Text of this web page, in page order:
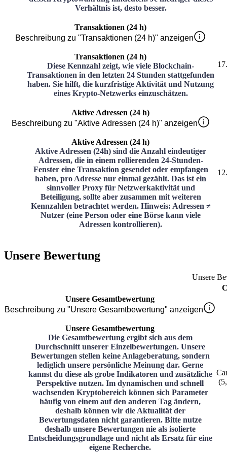
Verhältnis ist, desto besser.
Transaktionen (24 h)
Beschreibung zu "Transaktionen (24 h)" anzeigen
Transaktionen (24 h)
Diese Kennzahl zeigt, wie viele Blockchain-
Transaktionen in den letzten 24 Stunden stattgefunden
haben. Sie hilft, die kurzfristige Aktivität und Nutzung
eines Krypto-Netzwerks einzuschätzen.
Aktive Adressen (24 h)
Beschreibung zu "Aktive Adressen (24 h)" anzeigen
Aktive Adressen (24 h)
Aktive Adressen (24h) sind die Anzahl eindeutiger
Adressen, die in einem rollierenden 24-Stunden-
Fenster eine Transaktion gesendet oder empfangen
haben, pro Adresse nur einmal gezählt. Das ist ein
sinnvoller Proxy für Netzwerkaktivität und
Beteiligung, sollte aber zusammen mit weiteren
Kennzahlen betrachtet werden. Hinweis: Adressen ≠
Nutzer (eine Person oder eine Börse kann viele
Adressen kontrollieren).
Unsere Bewertung
Unsere
Unsere Gesamtbewertung
Beschreibung zu "Unsere Gesamtbewertung" anzeigen
Unsere Gesamtbewertung
Die Gesamtbewertung ergibt sich aus dem
Durchschnitt unserer Einzelbewertungen. Unsere
Bewertungen stellen keine Anlageberatung, sondern
lediglich unsere persönliche Meinung dar. Gerne
kannst du diese als grobe Indikatoren und zusätzliche
Perspektive nutzen. Im dynamischen und schnell
wachsenden Kryptobereich können sich Parameter
häufig von einem auf den anderen Tag ändern,
deshalb können wir die Aktualität der
Bewertungsdaten nicht garantieren. Bitte nutze
deshalb unsere Bewertungen nie als isolierte
Entscheidungsgrundlage und nicht als Ersatz für eine
eigene Recherche.
(